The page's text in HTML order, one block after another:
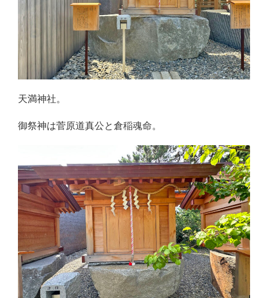
天満神社。
御祭神は菅原道真公と倉稲魂命。